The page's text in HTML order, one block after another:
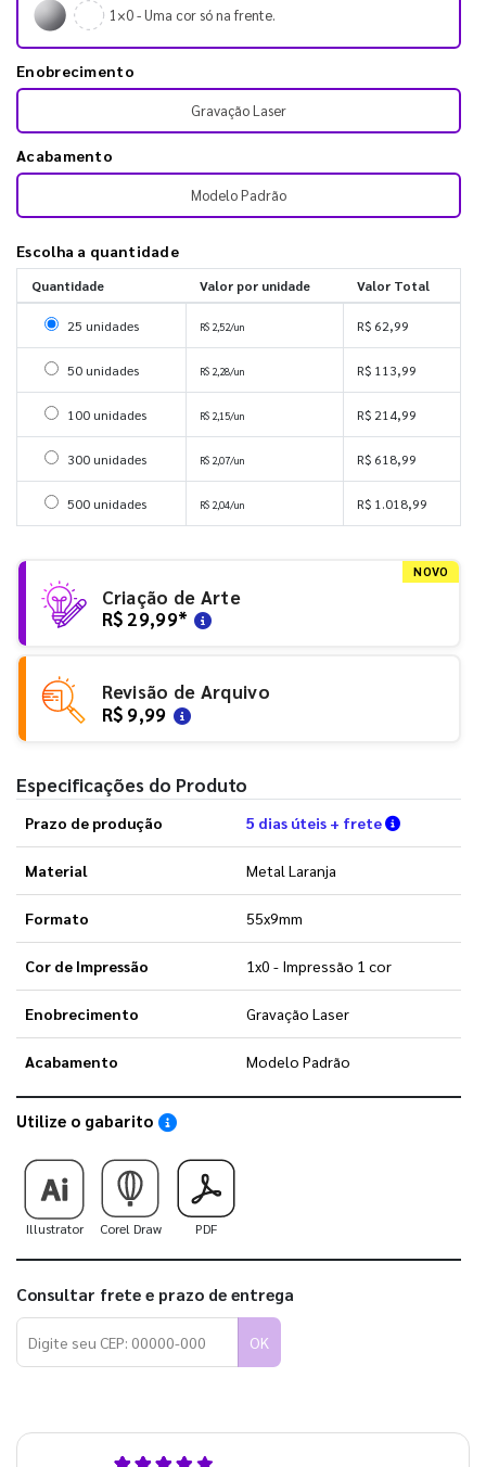
1×0 - Uma cor só na frente.
Enobrecimento
Gravação Laser
Acabamento
Modelo Padrão
Escolha a quantidade
Quantidade Valor por unidade Valor Total
Selecionar 25 unidades
25 unidades R$ 2,52/un R$ 62,99
Selecionar 50 unidades
50 unidades R$ 2,28/un R$ 113,99
Selecionar 100 unidades
100 unidades R$ 2,15/un R$ 214,99
Selecionar 300 unidades
300 unidades R$ 2,07/un R$ 618,99
Selecionar 500 unidades
500 unidades R$ 2,04/un R$ 1.018,99
NOVO
Criação de Arte
R$ 29,99*
Revisão de Arquivo
R$ 9,99
Especificações do Produto
Prazo de produção 5 dias úteis + frete Verifique
Material Metal Laranja
Formato 55x9mm
Cor de Impressão 1x0 - Impressão 1 cor
Enobrecimento Gravação Laser
Acabamento Modelo Padrão
Utilize o gabarito Saiba como utilizar os nossos gabaritos
Illustrator Corel Draw PDF
Consultar frete e prazo de entrega
OK